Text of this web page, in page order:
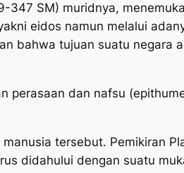
347 SM) muridnya,
eidos namun melalui
bahwa tujuan suatu negara
perasaan dan nafsu
tersebut. Pemikiran
didahului dengan suatu